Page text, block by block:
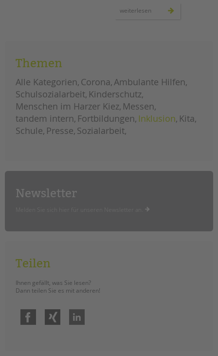
weiterlesen mädchenarbeit
Themen
Alle Kategorien Corona Ambulante Hilfen
Schulsozialarbeit Kinderschutz
Menschen im Harzer Kiez Messen
tandem intern Fortbildungen Inklusion Kita
Schule Presse Sozialarbeit
Newsletter
Melden Sie sich hier für unseren Newsletter an.
Teilen
Ihnen gefällt, was Sie lesen?
Dann teilen Sie es mit anderen!
Facebook